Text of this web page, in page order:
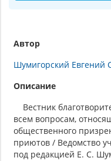
Автор
Шумигорский Евгений
Описание
Вестник
всем вопросам,
общественного
приютов / Ведомство
под редакцией Е. С.